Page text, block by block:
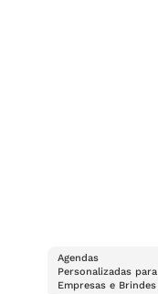
Agendas
Personalizadas para
Empresas e Brindes